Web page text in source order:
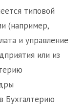
типовой
(например,
и управление
или из
Бухгалтерию